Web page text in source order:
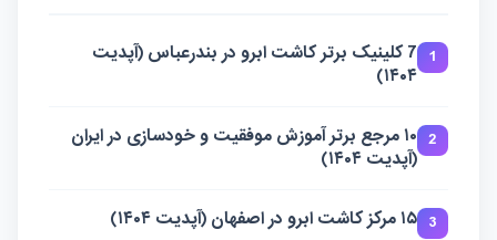
1
7 کلینیک برتر کاشت ابرو در بندرعباس (آپدیت
۱۴۰۴)
2
۱۰ مرجع برتر آموزش موفقیت و خودسازی در ایران
(آپدیت ۱۴۰۴)
3 ۱۵ مرکز کاشت ابرو در اصفهان (آپدیت ۱۴۰۴)